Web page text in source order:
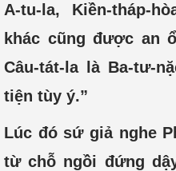
A-tu-la, Kiền-tháp-
khác cũng được an
Câu-tát-la là Ba-tư-
tiện tùy ý.”
Lúc đó sứ giả nghe
từ chỗ ngồi đứng